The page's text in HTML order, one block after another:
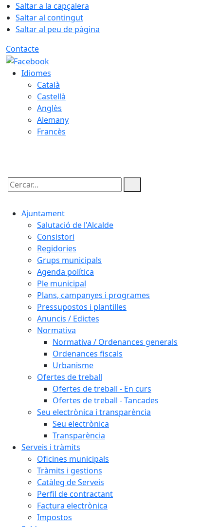
Saltar a la capçalera
Saltar al contingut
Saltar al peu de pàgina
Contacte
Idiomes
Català
Castellà
Anglès
Alemany
Francès
Cercar:
Ajuntament
Salutació de l'Alcalde
Consistori
Regidories
Grups municipals
Agenda política
Ple municipal
Plans, campanyes i programes
Pressupostos i plantilles
Anuncis / Edictes
Normativa
Normativa / Ordenances generals
Ordenances fiscals
Urbanisme
Ofertes de treball
Ofertes de treball - En curs
Ofertes de treball - Tancades
Seu electrònica i transparència
Seu electrònica
Transparència
Serveis i tràmits
Oficines municipals
Tràmits i gestions
Catàleg de Serveis
Perfil de contractant
Factura electrònica
Impostos